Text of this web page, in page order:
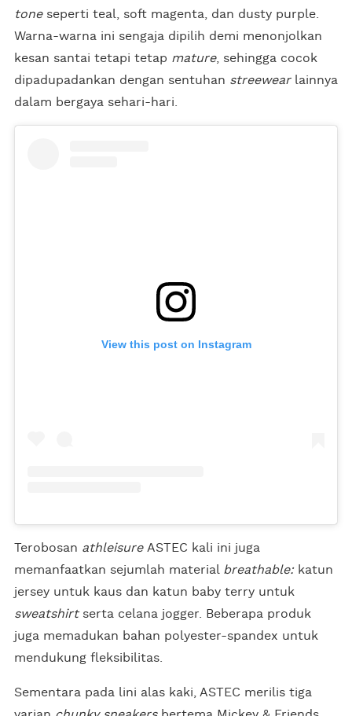
toneseperti teal, soft magenta, dan dusty purple.
Warna-warna ini sengaja dipilih demi menonjolkan
kesan santai tetapi tetap mature, sehingga cocok
dipadupadankan dengan sentuhan streewear lainnya
dalam bergaya sehari-hari.
View this post on Instagram
Terobosan athleisureASTEC kali ini juga
memanfaatkan sejumlah material breathable:katun
jersey untuk kaus dan katun baby terry untuk
sweatshirtserta celana jogger. Beberapa produk
juga memadukan bahan polyester-spandex untuk
mendukung fleksibilitas.
Sementara pada lini alas kaki, ASTEC merilis tiga